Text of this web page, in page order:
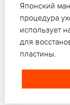
Японский
процедура
использует
для
пластины.